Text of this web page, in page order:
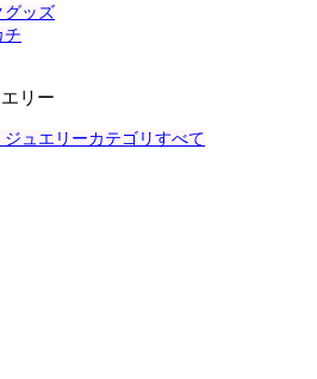
グッズ
チ
リー
ュエリーカテゴリすべて